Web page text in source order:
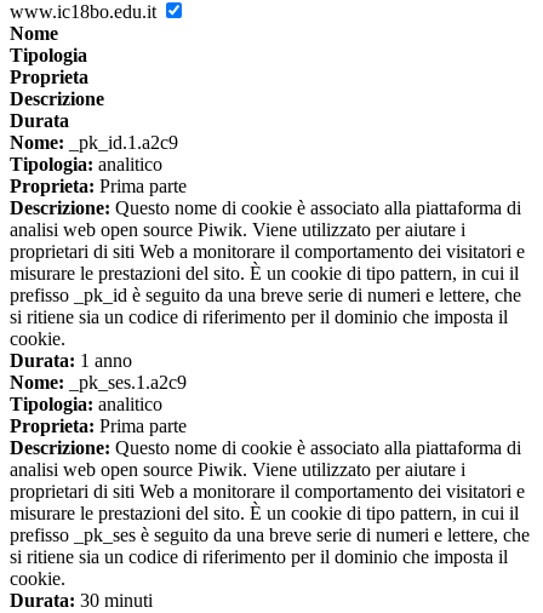
www.ic18bo.edu.it
Nome
Tipologia
Proprieta
Descrizione
Durata
Nome: _pk_id.1.a2c9
Tipologia: analitico
Proprieta: Prima parte
Descrizione: Questo nome di cookie è associato alla piattaforma di
analisi web open source Piwik. Viene utilizzato per aiutare i
proprietari di siti Web a monitorare il comportamento dei visitatori e
misurare le prestazioni del sito. È un cookie di tipo pattern, in cui il
prefisso _pk_id è seguito da una breve serie di numeri e lettere, che
si ritiene sia un codice di riferimento per il dominio che imposta il
cookie.
Durata: 1 anno
Nome: _pk_ses.1.a2c9
Tipologia: analitico
Proprieta: Prima parte
Descrizione: Questo nome di cookie è associato alla piattaforma di
analisi web open source Piwik. Viene utilizzato per aiutare i
proprietari di siti Web a monitorare il comportamento dei visitatori e
misurare le prestazioni del sito. È un cookie di tipo pattern, in cui il
prefisso _pk_ses è seguito da una breve serie di numeri e lettere, che
si ritiene sia un codice di riferimento per il dominio che imposta il
cookie.
Durata: 30 minuti